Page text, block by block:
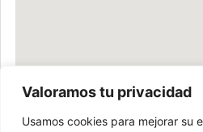
Valoramos tu privacidad
Usamos cookies para mejorar su